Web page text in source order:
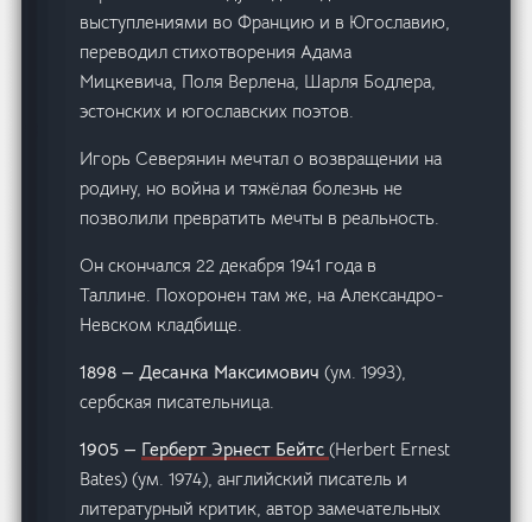
выступлениями во Францию и в Югославию,
переводил стихотворения Адама
Мицкевича, Поля Верлена, Шарля Бодлера,
эстонских и югославских поэтов.
Игорь Северянин мечтал о возвращении на
родину, но война и тяжёлая болезнь не
позволили превратить мечты в реальность.
Он скончался 22 декабря 1941 года в
Таллине. Похоронен там же, на Александро-
Невском кладбище.
1898 — Десанка Максимович(ум. 1993),
сербская писательница.
1905 — Герберт Эрнест Бейтс(Herbert Ernest
Bates) (ум. 1974), английский писатель и
литературный критик, автор замечательных